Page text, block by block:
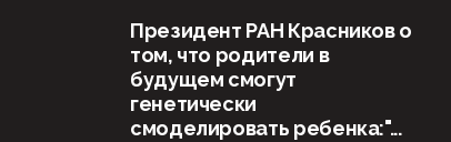
Президент РАН Красников о
том, что родители в
будущем смогут
генетически
смоделировать ребенка:"...